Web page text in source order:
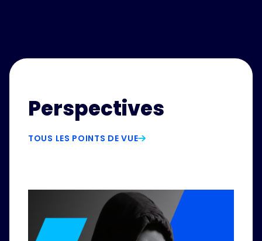
Perspectives
TOUS LES POINTS DE VUE